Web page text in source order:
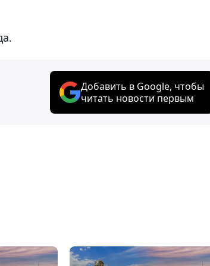
Добавить в Google, чтобы
читать новости первым